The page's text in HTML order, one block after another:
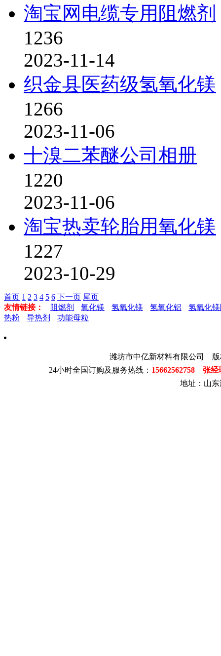
淘宝网电缆专用阻燃剂
1236
2023-11-14
织金县医药级氢氧化镁
1266
2023-11-06
十溴二苯醚公司相册
1220
2023-11-06
淘宝热卖轮胎用氧化镁
1227
2023-10-29
首页 1 2 3 4 5 6 下一页 尾页
友情链接：
阻燃剂 氧化镁 氢氧化镁 氢氧化铝
氢氧化
热粉
导热剂 功能母粒
潍坊市中亿新材料有限公司
24小时全国订购及服务热线： 15662562758 张
地址：山